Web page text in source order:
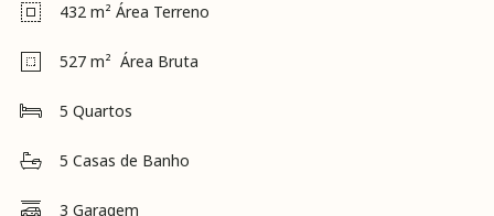
Notícias
Revista
432 m² Área Terreno
527 m² Área Bruta
5 Quartos
5 Casas de Banho
3 Garagem